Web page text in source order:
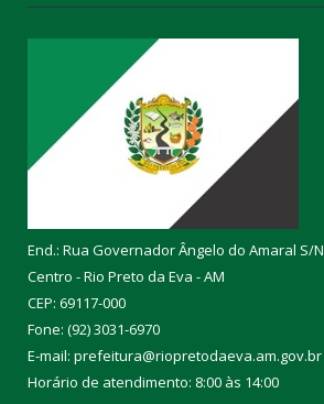
End.: Rua Governador Ângelo do Amaral S/N
Centro - Rio Preto da Eva - AM
CEP: 69117-000
Fone: (92) 3031-6970
E-mail: prefeitura@riopretodaeva.am.gov.br
Horário de atendimento: 8:00 às 14:00